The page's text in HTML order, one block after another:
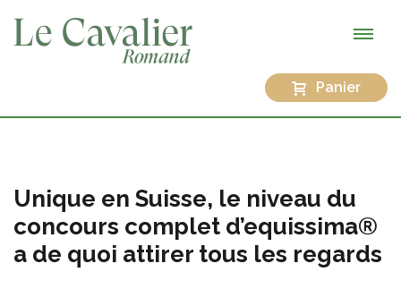
Panier
Unique en Suisse, le niveau du
concours complet d’equissima®
a de quoi attirer tous les regards